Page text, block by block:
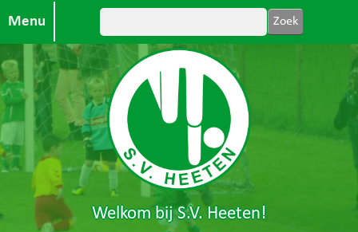
Menu
Welkom bij S.V. Heeten!